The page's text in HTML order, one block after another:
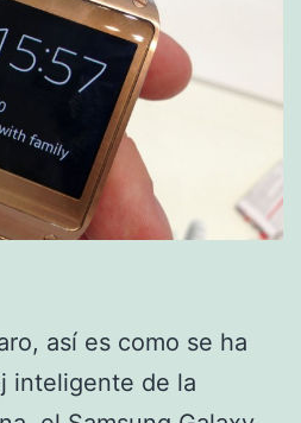
así es como se ha
inteligente de la